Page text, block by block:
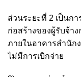
ส่วนระยะที่ 2 เป็นก
ก่อสร้างของผู้รับจ้า
ภายในอาคารสำนัก
ไม่มีการเบิกจ่าย